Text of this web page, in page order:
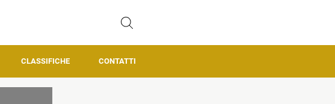
CLASSIFICHE CONTATTI